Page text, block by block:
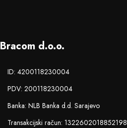
Bracom d.o.o.
ID: 4200118230004
PDV: 200118230004
Banka: NLB Banka d.d. Sarajevo
Transakcijski račun: 1322602018852198